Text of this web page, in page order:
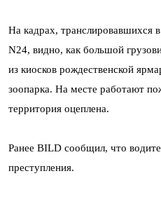
На кадрах, транслировавшихся
N24, видно, как большой
из киосков рождественской
зоопарка. На месте работают
территория оцеплена.
Ранее BILD сообщил, что
преступления.